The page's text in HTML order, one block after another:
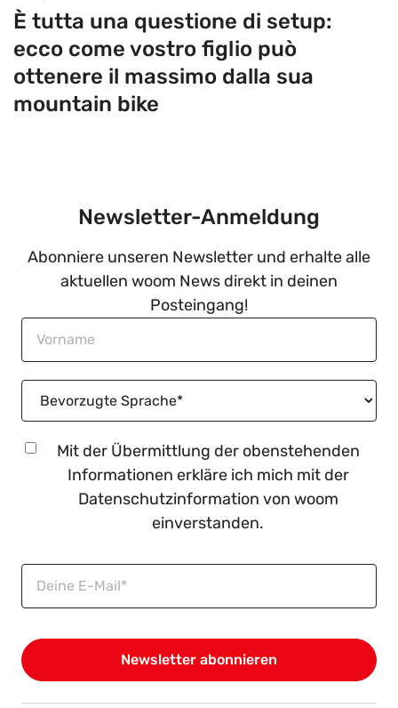
È tutta una questione di setup:
ecco come vostro figlio può
ottenere il massimo dalla sua
mountain bike
Newsletter-Anmeldung
Abonniere unseren Newsletter und erhalte alle
aktuellen woom News direkt in deinen
Posteingang!
Mit der Übermittlung der obenstehenden
Informationen erkläre ich mich mit der
Datenschutzinformation von woom
einverstanden.